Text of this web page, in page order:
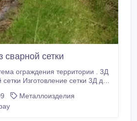
сварной сетки
ограждения территории . 3Д
Изготовление сетки 3Д для
Металлоизделия